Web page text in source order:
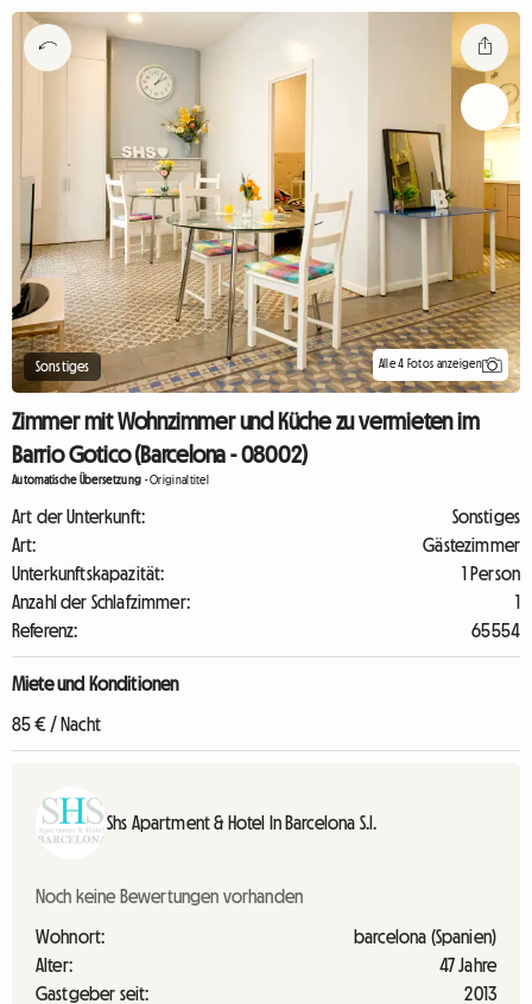
Sonstiges Alle 4 Fotos anzeigen
Zimmer mit Wohnzimmer und Küche zu vermieten im
Barrio Gotico (Barcelona - 08002)
Automatische Übersetzung -Originaltitel
Art der Unterkunft:
Sonstiges
Art:
Gästezimmer
Unterkunftskapazität:
1 Person
Anzahl der Schlafzimmer:
1
Referenz:
65554
Miete und Konditionen
85 € / Nacht
Shs Apartment & Hotel In Barcelona S.l.
Noch keine Bewertungen vorhanden
Wohnort:
barcelona (Spanien)
Alter:
47 Jahre
Gastgeber seit:
2013